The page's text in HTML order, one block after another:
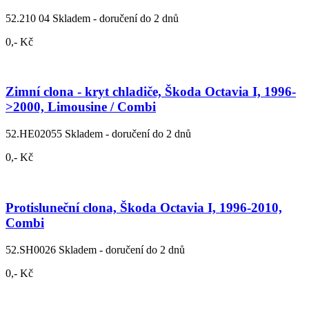
52.210 04 Skladem - doručení do 2 dnů
0,- Kč
Zimní clona - kryt chladiče, Škoda Octavia I, 1996-
>2000, Limousine / Combi
52.HE02055 Skladem - doručení do 2 dnů
0,- Kč
Protisluneční clona, Škoda Octavia I, 1996-2010,
Combi
52.SH0026 Skladem - doručení do 2 dnů
0,- Kč